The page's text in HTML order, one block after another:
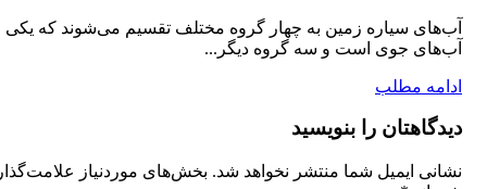
آب‌های سیاره زمین به چهار گروه مختلف تقسیم می‌شوند كه یكی
آب‌های جوی است و سه گروه دیگر...
ادامه مطلب
دیدگاهتان را بنویسید
نشانی ایمیل شما منتشر نخواهد شد. بخش‌های موردنیاز